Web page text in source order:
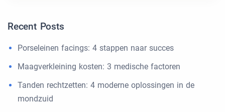
Recent Posts
Porseleinen facings: 4 stappen naar succes
Maagverkleining kosten: 3 medische factoren
Tanden rechtzetten: 4 moderne oplossingen in de
mondzuid